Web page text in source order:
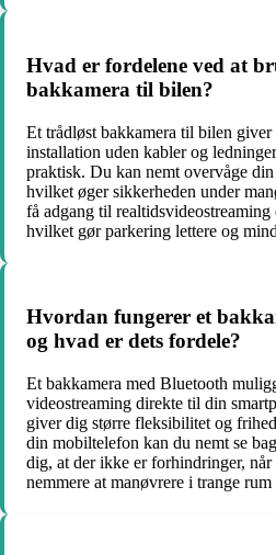
Hvad er fordelene ved at
bakkamera til bilen?
Et trådløst bakkamera til bilen
installation uden kabler og
praktisk. Du kan nemt overvåge
hvilket øger sikkerheden under
få adgang til
hvilket gør parkering lettere og
Hvordan fungerer et
og hvad er dets fordele?
Et bakkamera med Bluetooth
videostreaming direkte til din
giver dig større fleksibilitet og
din mobiltelefon kan du nemt se
dig, at der ikke er forhindringer,
nemmere at manøvrere i trange